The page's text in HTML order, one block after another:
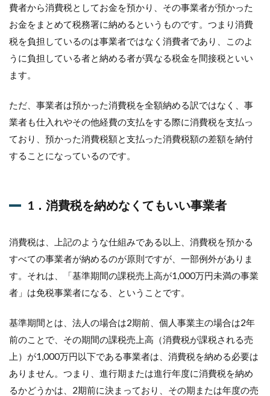
です
どう
変わ
です
にし
てお
方が
いい
す
か？
1．消費
税を納
てもい
い事業
1.1.2
2．今回
の改正
案の内
容
1.2
費者から消費税としてお金を預かり、その事業者が預かった
お金をまとめて税務署に納めるというものです。つまり消費
税を負担しているのは事業者ではなく消費者であり、このよ
うに負担している者と納める者が異なる税金を間接税といい
ます。
ただ、事業者は預かった消費税を全額納める訳ではなく、事
業者も仕入れやその他経費の支払をする際に消費税を支払っ
ており、預かった消費税額と支払った消費税額の差額を納付
することになっているのです。
1．消費税を納めなくてもいい事業者
消費税は、上記のような仕組みである以上、消費税を預かる
すべての事業者が納めるのが原則ですが、一部例外がありま
す。それは、「基準期間の課税売上高が1,000万円未満の事業
者」は免税事業者になる、ということです。
基準期間とは、法人の場合は2期前、個人事業主の場合は2年
前のことで、その期間の課税売上高（消費税が課税される売
上）が1,000万円以下である事業者は、消費税を納める必要は
ありません。つまり、進行期または進行年度に消費税を納め
るかどうかは、2期前に決まっており、その期または年度の売